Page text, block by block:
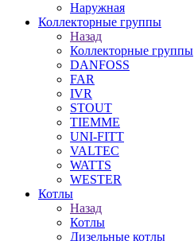
Наружная
Коллекторные группы
Назад
Коллекторные группы
DANFOSS
FAR
IVR
STOUT
TIEMME
UNI-FITT
VALTEC
WATTS
WESTER
Котлы
Назад
Котлы
Дизельные котлы